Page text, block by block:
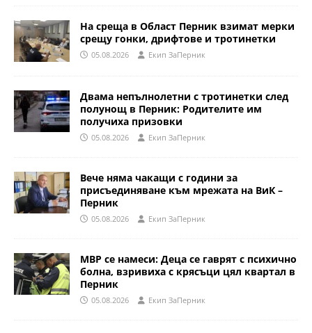
На среща в Област Перник взимат мерки
срещу гонки, дрифтове и тротинетки
05.08.2026 Eкип ЗаПерник
Двама непълнолетни с тротинетки след
полунощ в Перник: Родителите им
получиха призовки
05.08.2026 Eкип ЗаПерник
Вече няма чакащи с години за
присъединяване към мрежата на ВиК –
Перник
05.08.2026 Eкип ЗаПерник
МВР се намеси: Деца се гаврят с психично
болна, взривиха с крясъци цял квартал в
Перник
05.08.2026 Eкип ЗаПерник